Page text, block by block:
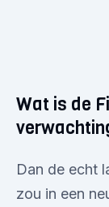
Wat is de
Dan de echt
zou in een